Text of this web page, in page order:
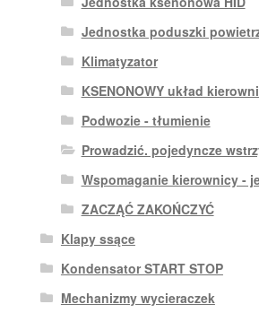
Jednostka poduszki
Klimatyzator
KSENONOWY układ
Podwozie - tłumienie
Prowadzić. pojedyncze
Wspomaganie kierownicy -
ZACZĄĆ ZAKOŃCZYĆ
Klapy ssące
Kondensator START STOP
Mechanizmy wycieraczek